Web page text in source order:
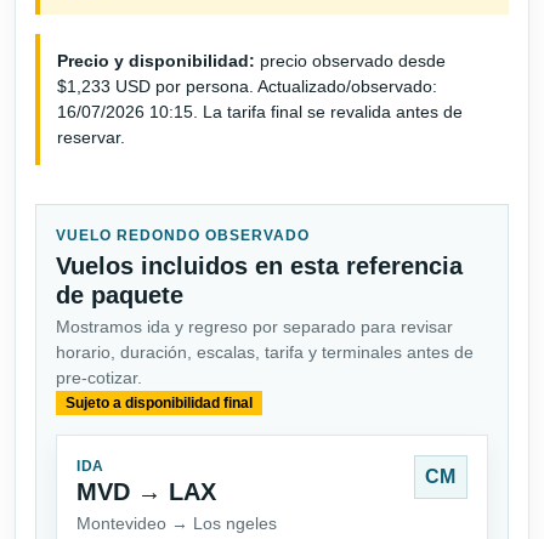
Precio y disponibilidad: precio observado desde
$1,233 USD por persona. Actualizado/observado:
16/07/2026 10:15. La tarifa final se revalida antes de
reservar.
VUELO REDONDO OBSERVADO
Vuelos incluidos en esta referencia
de paquete
Mostramos ida y regreso por separado para revisar
horario, duración, escalas, tarifa y terminales antes de
pre-cotizar.
Sujeto a disponibilidad final
IDA
MVD → LAX
Montevideo → Los ngeles
CM